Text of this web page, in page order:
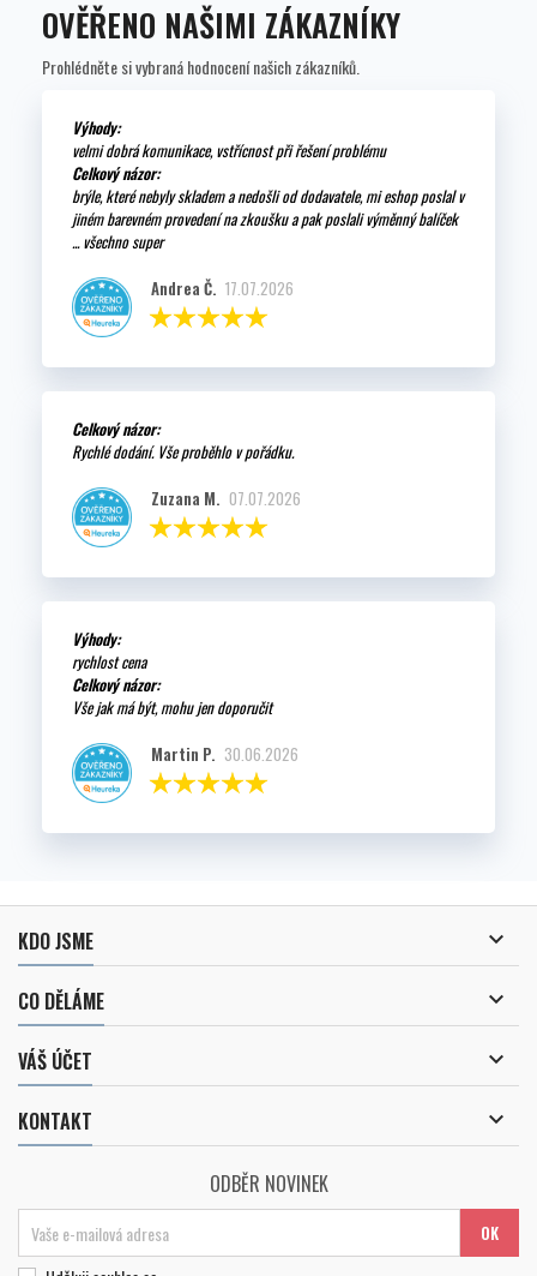
OVĚŘENO NAŠIMI ZÁKAZNÍKY
Prohlédněte si vybraná hodnocení našich zákazníků.
Výhody:
velmi dobrá komunikace, vstřícnost při řešení problému
Celkový názor:
brýle, které nebyly skladem a nedošli od dodavatele, mi eshop poslal v
jiném barevném provedení na zkoušku a pak poslali výměnný balíček
... všechno super
Andrea Č. 17.07.2026
Celkový názor:
Rychlé dodání. Vše proběhlo v pořádku.
Zuzana M. 07.07.2026
Výhody:
rychlost cena
Celkový názor:
Vše jak má být, mohu jen doporučit
Martin P. 30.06.2026
KDO JSME 
CO DĚLÁME 
VÁŠ ÚČET 
KONTAKT 
ODBĚR NOVINEK